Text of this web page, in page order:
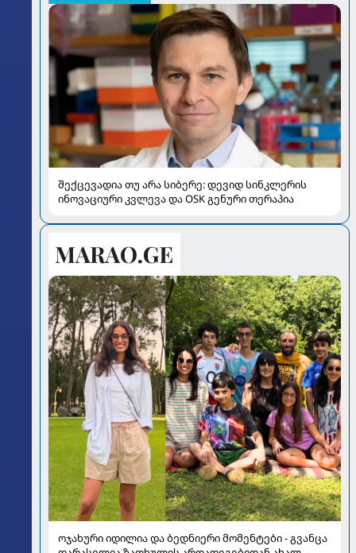
შექცევადია თუ არა სიბერე: დევიდ სინკლერის
ინოვაციური კვლევა და OSK გენური თერაპია
ოჯახური იდილია და ბედნიერი მომენტები - გვანცა